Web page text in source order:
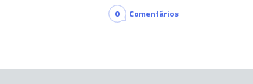
0 Comentários